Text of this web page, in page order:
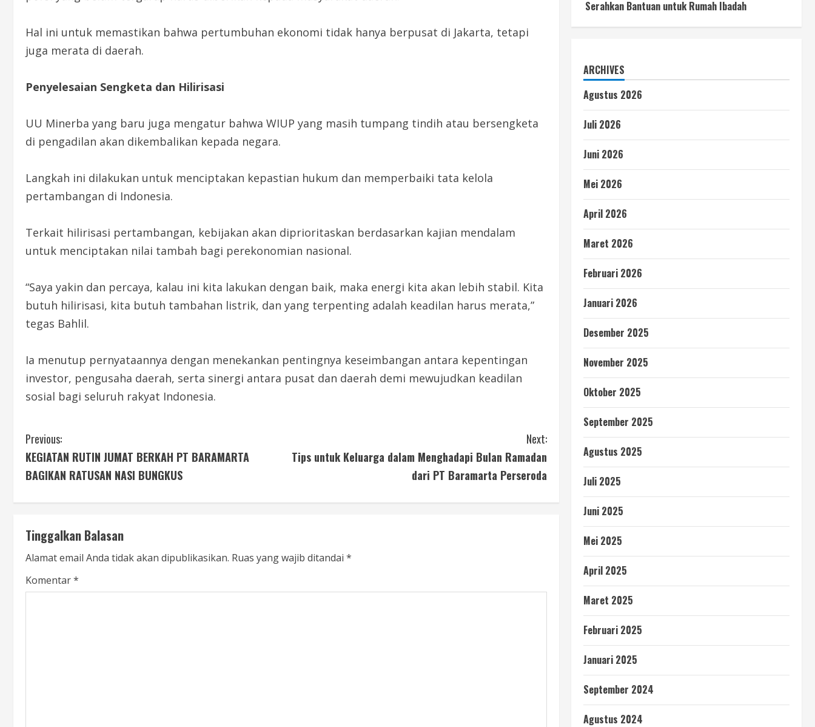
Hal ini untuk memastikan bahwa pertumbuhan ekonomi tidak hanya berpusat di Jakarta, tetapi
juga merata di daerah.
Penyelesaian Sengketa dan Hilirisasi
UU Minerba yang baru juga mengatur bahwa WIUP yang masih tumpang tindih atau bersengketa
di pengadilan akan dikembalikan kepada negara.
Langkah ini dilakukan untuk menciptakan kepastian hukum dan memperbaiki tata kelola
pertambangan di Indonesia.
Terkait hilirisasi pertambangan, kebijakan akan diprioritaskan berdasarkan kajian mendalam
untuk menciptakan nilai tambah bagi perekonomian nasional.
“Saya yakin dan percaya, kalau ini kita lakukan dengan baik, maka energi kita akan lebih stabil. Kita
butuh hilirisasi, kita butuh tambahan listrik, dan yang terpenting adalah keadilan harus merata,”
tegas Bahlil.
Ia menutup pernyataannya dengan menekankan pentingnya keseimbangan antara kepentingan
investor, pengusaha daerah, serta sinergi antara pusat dan daerah demi mewujudkan keadilan
sosial bagi seluruh rakyat Indonesia.
Previous:
KEGIATAN RUTIN JUMAT BERKAH PT BARAMARTA
BAGIKAN RATUSAN NASI BUNGKUS
Next:
Tips untuk Keluarga dalam Menghadapi Bulan Ramadan
dari PT Baramarta Perseroda
Tinggalkan Balasan
Alamat email Anda tidak akan dipublikasikan. Ruas yang wajib ditandai *
Komentar*
Serahkan Bantuan untuk Rumah Ibadah
ARCHIVES
Agustus 2026
Juli 2026
Juni 2026
Mei 2026
April 2026
Maret 2026
Februari 2026
Januari 2026
Desember 2025
November 2025
Oktober 2025
September 2025
Agustus 2025
Juli 2025
Juni 2025
Mei 2025
April 2025
Maret 2025
Februari 2025
Januari 2025
September 2024
Agustus 2024